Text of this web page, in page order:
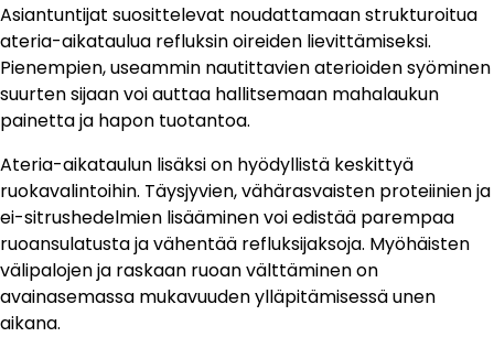
Asiantuntijat suosittelevat noudattamaan strukturoitua
ateria-aikataulua refluksin oireiden lievittämiseksi.
Pienempien, useammin nautittavien aterioiden syöminen
suurten sijaan voi auttaa hallitsemaan mahalaukun
painetta ja hapon tuotantoa.
Ateria-aikataulun lisäksi on hyödyllistä keskittyä
ruokavalintoihin. Täysjyvien, vähärasvaisten proteiinien ja
ei-sitrushedelmien lisääminen voi edistää parempaa
ruoansulatusta ja vähentää refluksijaksoja. Myöhäisten
välipalojen ja raskaan ruoan välttäminen on
avainasemassa mukavuuden ylläpitämisessä unen
aikana.